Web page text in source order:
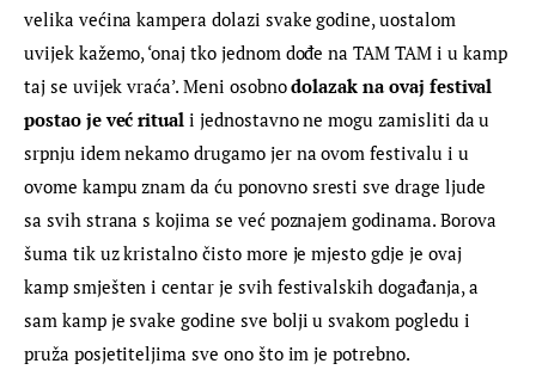
velika većina kampera dolazi svake godine, uostalom
uvijek kažemo, ‘onaj tko jednom dođe na TAM TAM i u kamp
taj se uvijek vraća’. Meni osobno dolazak na ovaj festival
postao je već ritual i jednostavno ne mogu zamisliti da u
srpnju idem nekamo drugamo jer na ovom festivalu i u
ovome kampu znam da ću ponovno sresti sve drage ljude
sa svih strana s kojima se već poznajem godinama. Borova
šuma tik uz kristalno čisto more je mjesto gdje je ovaj
kamp smješten i centar je svih festivalskih događanja, a
sam kamp je svake godine sve bolji u svakom pogledu i
pruža posjetiteljima sve ono što im je potrebno.